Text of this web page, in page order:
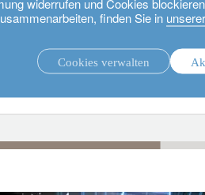
finden Sie in
Cookies verwalten